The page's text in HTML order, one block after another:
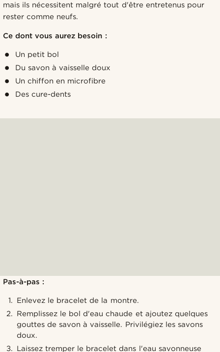
mais ils nécessitent malgré tout d'être entretenus pour
rester comme neufs.
Ce dont vous aurez besoin :
Un petit bol
Du savon à vaisselle doux
Un chiffon en microfibre
Des cure-dents
Pas-à-pas :
Enlevez le bracelet de la montre.
Remplissez le bol d'eau chaude et ajoutez quelques
gouttes de savon à vaisselle. Privilégiez les savons
doux.
Laissez tremper le bracelet dans l'eau savonneuse